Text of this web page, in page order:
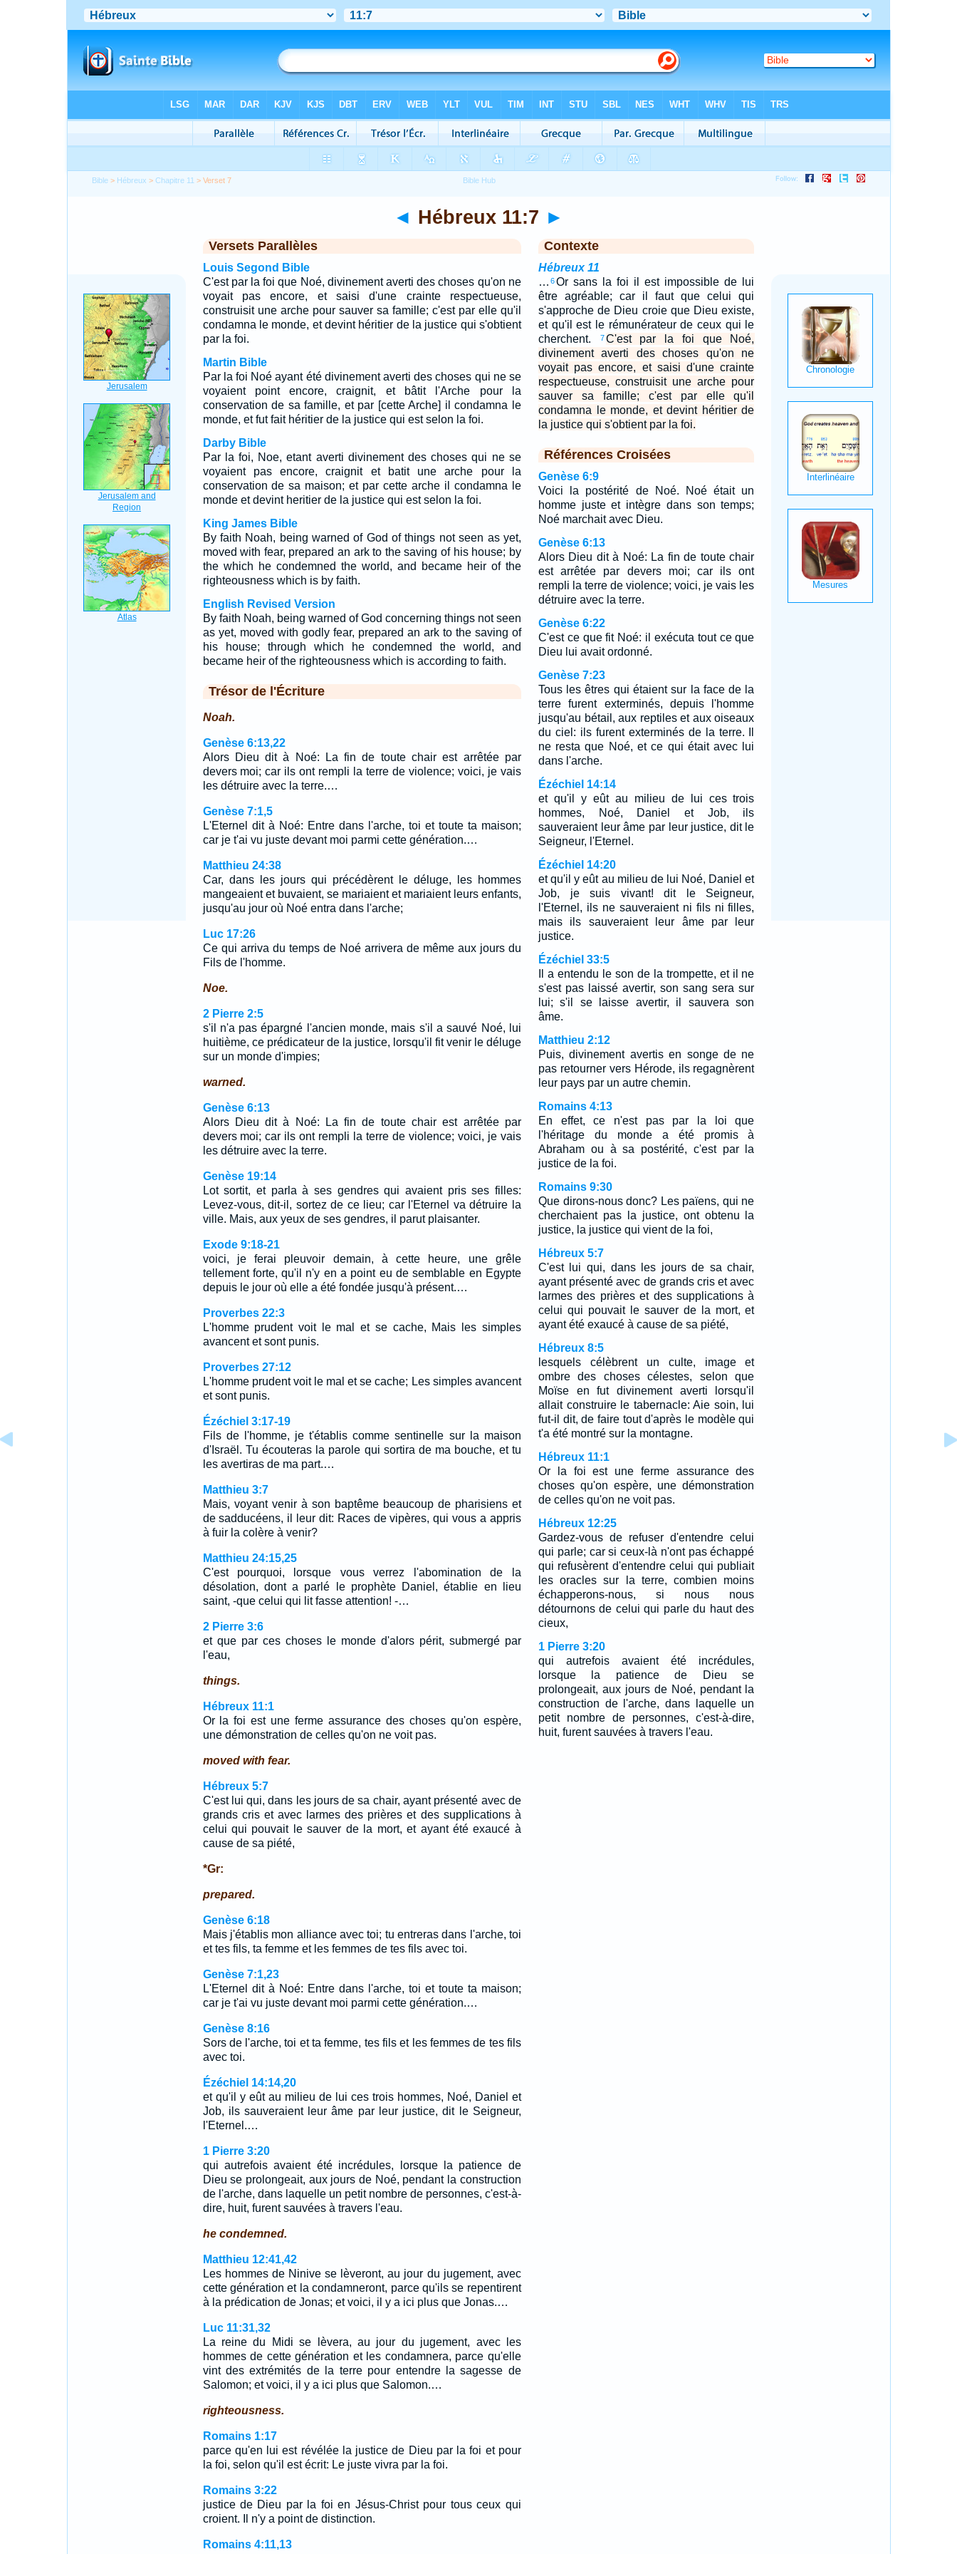
Bible > Hébreux >Chapitre 11 > Verset 7
◄ Hébreux 11:7 ►
Versets Parallèles
Louis Segond Bible
C'est par la foi que Noé, divinement averti des choses qu'on ne
voyait pas encore, et saisi d'une crainte respectueuse,
construisit une arche pour sauver sa famille; c'est par elle qu'il
condamna le monde, et devint héritier de la justice qui s'obtient
par la foi.
Martin Bible
Par la foi Noé ayant été divinement averti des choses qui ne se
voyaient point encore, craignit, et bâtit l'Arche pour la
conservation de sa famille, et par [cette Arche] il condamna le
monde, et fut fait héritier de la justice qui est selon la foi.
Darby Bible
Par la foi, Noe, etant averti divinement des choses qui ne se
voyaient pas encore, craignit et batit une arche pour la
conservation de sa maison; et par cette arche il condamna le
monde et devint heritier de la justice qui est selon la foi.
King James Bible
By faith Noah, being warned of God of things not seen as yet,
moved with fear, prepared an ark to the saving of his house; by
the which he condemned the world, and became heir of the
righteousness which is by faith.
English Revised Version
By faith Noah, being warned of God concerning things not seen
as yet, moved with godly fear, prepared an ark to the saving of
his house; through which he condemned the world, and
became heir of the righteousness which is according to faith.
Trésor de l'Écriture
Noah.
Genèse 6:13,22
Alors Dieu dit à Noé: La fin de toute chair est arrêtée par
devers moi; car ils ont rempli la terre de violence; voici, je vais
les détruire avec la terre.…
Genèse 7:1,5
L'Eternel dit à Noé: Entre dans l'arche, toi et toute ta maison;
car je t'ai vu juste devant moi parmi cette génération.…
Matthieu 24:38
Car, dans les jours qui précédèrent le déluge, les hommes
mangeaient et buvaient, se mariaient et mariaient leurs enfants,
jusqu'au jour où Noé entra dans l'arche;
Luc 17:26
Ce qui arriva du temps de Noé arrivera de même aux jours du
Fils de l'homme.
Noe.
2 Pierre 2:5
s'il n'a pas épargné l'ancien monde, mais s'il a sauvé Noé, lui
huitième, ce prédicateur de la justice, lorsqu'il fit venir le déluge
sur un monde d'impies;
warned.
Genèse 6:13
Alors Dieu dit à Noé: La fin de toute chair est arrêtée par
devers moi; car ils ont rempli la terre de violence; voici, je vais
les détruire avec la terre.
Genèse 19:14
Lot sortit, et parla à ses gendres qui avaient pris ses filles:
Levez-vous, dit-il, sortez de ce lieu; car l'Eternel va détruire la
ville. Mais, aux yeux de ses gendres, il parut plaisanter.
Exode 9:18-21
voici, je ferai pleuvoir demain, à cette heure, une grêle
tellement forte, qu'il n'y en a point eu de semblable en Egypte
depuis le jour où elle a été fondée jusqu'à présent.…
Proverbes 22:3
L'homme prudent voit le mal et se cache, Mais les simples
avancent et sont punis.
Proverbes 27:12
L'homme prudent voit le mal et se cache; Les simples avancent
et sont punis.
Ézéchiel 3:17-19
Fils de l'homme, je t'établis comme sentinelle sur la maison
d'Israël. Tu écouteras la parole qui sortira de ma bouche, et tu
les avertiras de ma part.…
Matthieu 3:7
Mais, voyant venir à son baptême beaucoup de pharisiens et
de sadducéens, il leur dit: Races de vipères, qui vous a appris
à fuir la colère à venir?
Matthieu 24:15,25
C'est pourquoi, lorsque vous verrez l'abomination de la
désolation, dont a parlé le prophète Daniel, établie en lieu
saint, -que celui qui lit fasse attention! -…
2 Pierre 3:6
et que par ces choses le monde d'alors périt, submergé par
l'eau,
things.
Hébreux 11:1
Or la foi est une ferme assurance des choses qu'on espère,
une démonstration de celles qu'on ne voit pas.
moved with fear.
Hébreux 5:7
C'est lui qui, dans les jours de sa chair, ayant présenté avec de
grands cris et avec larmes des prières et des supplications à
celui qui pouvait le sauver de la mort, et ayant été exaucé à
cause de sa piété,
*Gr:
prepared.
Genèse 6:18
Mais j'établis mon alliance avec toi; tu entreras dans l'arche, toi
et tes fils, ta femme et les femmes de tes fils avec toi.
Genèse 7:1,23
L'Eternel dit à Noé: Entre dans l'arche, toi et toute ta maison;
car je t'ai vu juste devant moi parmi cette génération.…
Genèse 8:16
Sors de l'arche, toi et ta femme, tes fils et les femmes de tes fils
avec toi.
Ézéchiel 14:14,20
et qu'il y eût au milieu de lui ces trois hommes, Noé, Daniel et
Job, ils sauveraient leur âme par leur justice, dit le Seigneur,
l'Eternel.…
1 Pierre 3:20
qui autrefois avaient été incrédules, lorsque la patience de
Dieu se prolongeait, aux jours de Noé, pendant la construction
de l'arche, dans laquelle un petit nombre de personnes, c'est-à-
dire, huit, furent sauvées à travers l'eau.
he condemned.
Matthieu 12:41,42
Les hommes de Ninive se lèveront, au jour du jugement, avec
cette génération et la condamneront, parce qu'ils se repentirent
à la prédication de Jonas; et voici, il y a ici plus que Jonas.…
Luc 11:31,32
La reine du Midi se lèvera, au jour du jugement, avec les
hommes de cette génération et les condamnera, parce qu'elle
vint des extrémités de la terre pour entendre la sagesse de
Salomon; et voici, il y a ici plus que Salomon.…
righteousness.
Romains 1:17
parce qu'en lui est révélée la justice de Dieu par la foi et pour
la foi, selon qu'il est écrit: Le juste vivra par la foi.
Romains 3:22
justice de Dieu par la foi en Jésus-Christ pour tous ceux qui
croient. Il n'y a point de distinction.
Romains 4:11,13
Contexte
Hébreux 11
… 6Or sans la foi il est impossible de lui
être agréable; car il faut que celui qui
s'approche de Dieu croie que Dieu existe,
et qu'il est le rémunérateur de ceux qui le
cherchent.
7C'est par la foi que Noé,
divinement averti des choses qu'on ne
voyait pas encore, et saisi d'une crainte
respectueuse, construisit une arche pour
sauver sa famille; c'est par elle qu'il
condamna le monde, et devint héritier de
la justice qui s'obtient par la foi.
Références Croisées
Genèse 6:9
Voici la postérité de Noé. Noé était un
homme juste et intègre dans son temps;
Noé marchait avec Dieu.
Genèse 6:13
Alors Dieu dit à Noé: La fin de toute chair
est arrêtée par devers moi; car ils ont
rempli la terre de violence; voici, je vais les
détruire avec la terre.
Genèse 6:22
C'est ce que fit Noé: il exécuta tout ce que
Dieu lui avait ordonné.
Genèse 7:23
Tous les êtres qui étaient sur la face de la
terre furent exterminés, depuis l'homme
jusqu'au bétail, aux reptiles et aux oiseaux
du ciel: ils furent exterminés de la terre. Il
ne resta que Noé, et ce qui était avec lui
dans l'arche.
Ézéchiel 14:14
et qu'il y eût au milieu de lui ces trois
hommes, Noé, Daniel et Job, ils
sauveraient leur âme par leur justice, dit le
Seigneur, l'Eternel.
Ézéchiel 14:20
et qu'il y eût au milieu de lui Noé, Daniel et
Job, je suis vivant! dit le Seigneur,
l'Eternel, ils ne sauveraient ni fils ni filles,
mais ils sauveraient leur âme par leur
justice.
Ézéchiel 33:5
Il a entendu le son de la trompette, et il ne
s'est pas laissé avertir, son sang sera sur
lui; s'il se laisse avertir, il sauvera son
âme.
Matthieu 2:12
Puis, divinement avertis en songe de ne
pas retourner vers Hérode, ils regagnèrent
leur pays par un autre chemin.
Romains 4:13
En effet, ce n'est pas par la loi que
l'héritage du monde a été promis à
Abraham ou à sa postérité, c'est par la
justice de la foi.
Romains 9:30
Que dirons-nous donc? Les païens, qui ne
cherchaient pas la justice, ont obtenu la
justice, la justice qui vient de la foi,
Hébreux 5:7
C'est lui qui, dans les jours de sa chair,
ayant présenté avec de grands cris et avec
larmes des prières et des supplications à
celui qui pouvait le sauver de la mort, et
ayant été exaucé à cause de sa piété,
Hébreux 8:5
lesquels célèbrent un culte, image et
ombre des choses célestes, selon que
Moïse en fut divinement averti lorsqu'il
allait construire le tabernacle: Aie soin, lui
fut-il dit, de faire tout d'après le modèle qui
t'a été montré sur la montagne.
Hébreux 11:1
Or la foi est une ferme assurance des
choses qu'on espère, une démonstration
de celles qu'on ne voit pas.
Hébreux 12:25
Gardez-vous de refuser d'entendre celui
qui parle; car si ceux-là n'ont pas échappé
qui refusèrent d'entendre celui qui publiait
les oracles sur la terre, combien moins
échapperons-nous, si nous nous
détournons de celui qui parle du haut des
cieux,
1 Pierre 3:20
qui autrefois avaient été incrédules,
lorsque la patience de Dieu se
prolongeait, aux jours de Noé, pendant la
construction de l'arche, dans laquelle un
petit nombre de personnes, c'est-à-dire,
huit, furent sauvées à travers l'eau.